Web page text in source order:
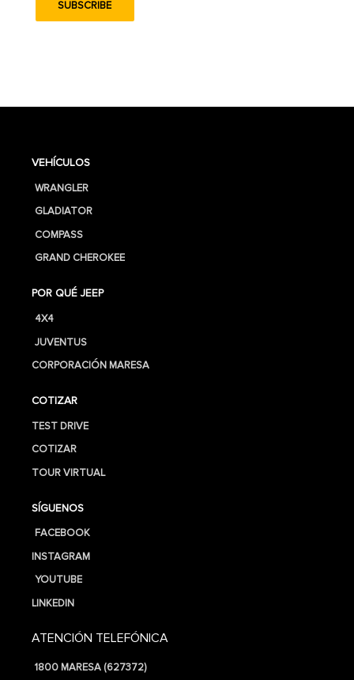
VEHÍCULOS
WRANGLER
GLADIATOR
COMPASS
GRAND CHEROKEE
POR QUÉ JEEP
4X4
JUVENTUS
CORPORACIÓN MARESA
COTIZAR
TEST DRIVE
COTIZAR
TOUR VIRTUAL
SÍGUENOS
FACEBOOK
INSTAGRAM
YOUTUBE
LINKEDIN
ATENCIÓN TELEFÓNICA
1800 MARESA (627372)